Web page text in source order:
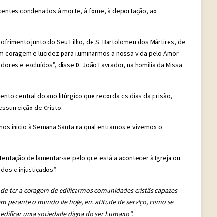
condenados à morte, à fome, à deportação, ao
junto do Seu Filho, de S. Bartolomeu dos Mártires, de
coragem e lucidez para iluminarmos a nossa vida pelo Amor
e excluídos”, disse D. João Lavrador, na homilia da Missa
central do ano litúrgico que recorda os dias da prisão,
de Cristo.
inicio à Semana Santa na qual entramos e vivemos o
de lamentar-se pelo que está a acontecer à Igreja ou
e injustiçados”.
ter a coragem de edificarmos comunidades cristãs capazes
perante o mundo de hoje, em atitude de serviço, como se
uma sociedade digna do ser humano”.